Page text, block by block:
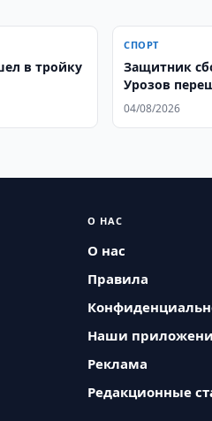
в тройку
СПОРТ
Защитник
Урозов
04/08/2026
О НАС
О нас
Правила
Наши
Реклама
Редакционные